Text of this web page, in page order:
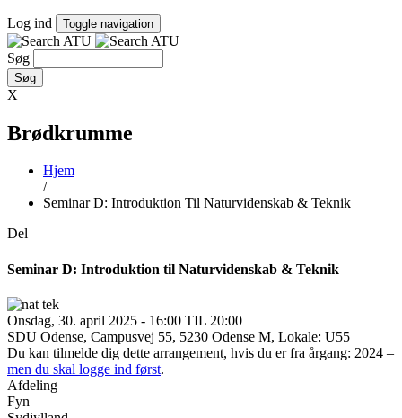
Log ind Toggle navigation
Søg
X
Brødkrumme
Hjem
/
Seminar D: Introduktion Til Naturvidenskab & Teknik
Del
Seminar D: Introduktion til Naturvidenskab & Teknik
Onsdag, 30. april 2025 - 16:00 TIL 20:00
SDU Odense, Campusvej 55, 5230 Odense M, Lokale: U55
Du kan tilmelde dig dette arrangement, hvis du er fra årgang: 2024 –
men du skal logge ind først.
Afdeling
Fyn